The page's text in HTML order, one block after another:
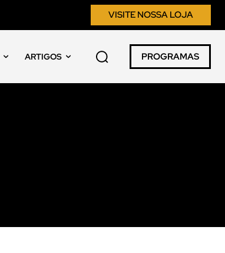
VISITE NOSSA LOJA
ARTIGOS PROGRAMAS